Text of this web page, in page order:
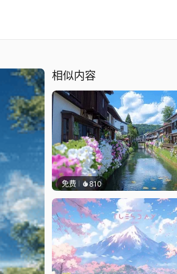
相似内容
免费 810